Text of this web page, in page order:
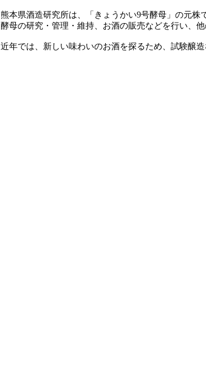
熊本県酒造研究所は、「きょうかい9号酵母」の元株
酵母の研究・管理・維持、お酒の販売などを行い、
近年では、新しい味わいのお酒を探るため、試験醸造